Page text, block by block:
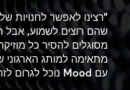
"רצינו לאפשר לחנויות
שהם רוצים לשמוע, אבל
מסוגלים להסיר כל
עם Mood נוכל לגרום לזה לקרות".